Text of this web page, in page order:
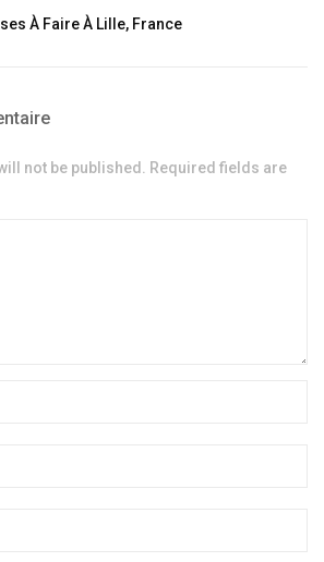
À Faire À Lille, France
not be published. Required fields are